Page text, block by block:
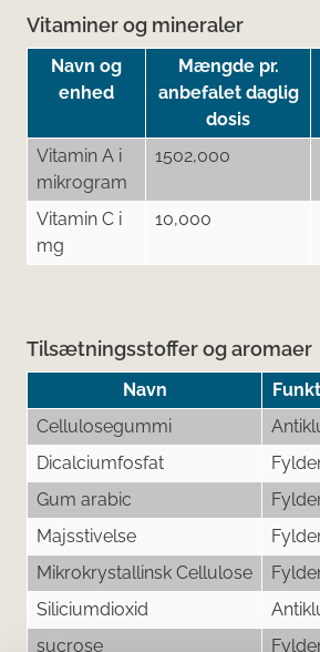
Vitaminer og mineraler
Navn og
enhed
Mængde pr.
anbefalet daglig
dosis
Vitamin A i
mikrogram
1502,000
Vitamin C i
mg
10,000
Tilsætningsstoffer og aromaer
Navn
Cellulosegummi
Dicalciumfosfat
Gum arabic
Majsstivelse
Mikrokrystallinsk Cellulose
Siliciumdioxid
sucrose